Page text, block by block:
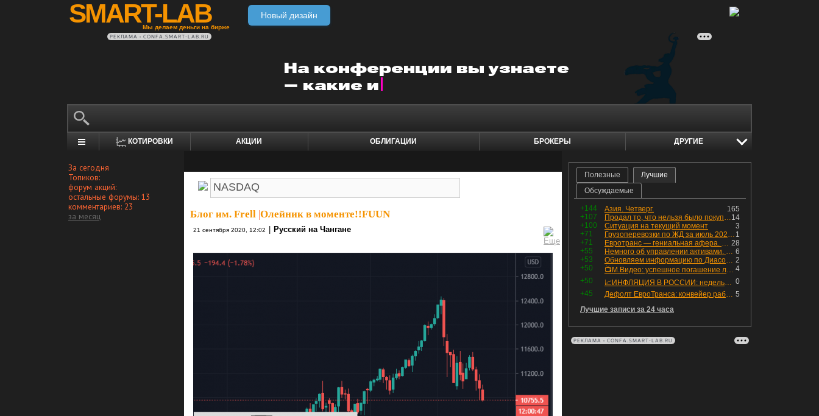
SMART-LAB
Мы делаем деньги на бирже
Новый дизайн
РЕКЛАМА • CONFA.SMART-LAB.RU
КОТИРОВКИ АКЦИИ ОБЛИГАЦИИ БРОКЕРЫ ДРУГИЕ
За сегодня
Топиков:
форум акций:
остальные форумы: 13
комментариев: 23
за месяц
Блог им. Frell Олейник в моменте!!FUUN
21 сентября 2020, 12:02 Русский на Чангане
Полезные
Лучшие
Обсуждаемые
+144 165
Азия. Четверг.
+107
14
Продал то, что нельзя было покупать. Изменения в портфеле
+100
3
Ситуация на текущий момент
+71
1
Грузоперевозки по ЖД за июль 2026 г. — четвёртый месяц подряд роста, чёрные металлы на уровне прошлого года, а каменный уголь в плюсе.
+71
28
Евротранс — гениальная афера. Собрал с инвесторов денег, выплатил дивидендов больше текущей капитализации и ушёл в дефолт
+55
6
Немного об управлении активами. Для заинтересованных
+53
2
Обновляем информацию по Диасофту: дивиденды и выкуп
+50
4
📺М.Видео: успешное погашение любимого флоатера
+50
0
📈ИНФЛЯЦИЯ В РОССИИ: недельная дефляция, но в годовом выражении рост 😢
+45
5
Дефолт ЕвроТранса: конвейер работает исправно
Лучшие записи за 24 часа
РЕКЛАМА • CONFA.SMART-LAB.RU